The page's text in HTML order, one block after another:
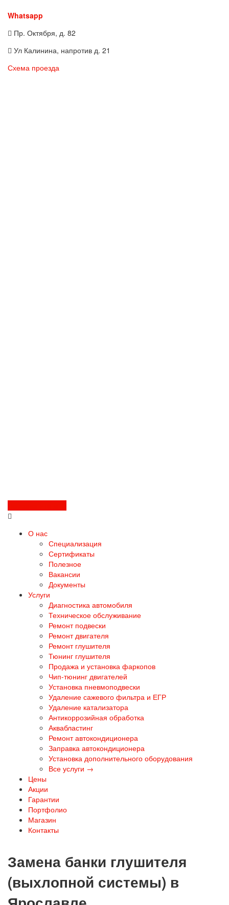
Whatsapp
Пр. Октября, д. 82
Ул Калинина, напротив д. 21
Схема проезда
О нас
Специализация
Сертификаты
Полезное
Вакансии
Документы
Услуги
Диагностика автомобиля
Техническое обслуживание
Ремонт подвески
Ремонт двигателя
Ремонт глушителя
Тюнинг глушителя
Продажа и установка фаркопов
Чип-тюнинг двигателей
Установка пневмоподвески
Удаление сажевого фильтра и ЕГР
Удаление катализатора
Антикоррозийная обработка
Аквабластинг
Ремонт автокондиционера
Заправка автокондиционера
Установка дополнительного оборудования
Все услуги →
Цены
Акции
Гарантии
Портфолио
Магазин
Контакты
Замена банки глушителя
(выхлопной системы) в